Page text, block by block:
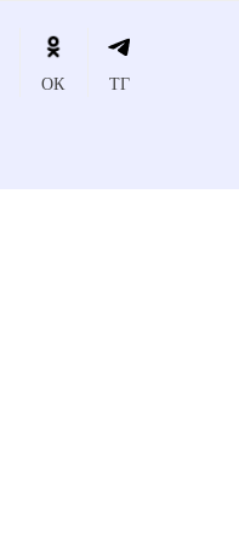
ОК ТГ